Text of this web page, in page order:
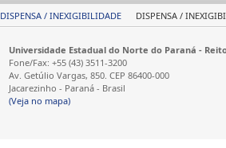
DISPENSA / INEXIGIBILIDADE DISPENSA /
Universidade Estadual do Norte do Paraná -
Fone/Fax: +55 (43) 3511-3200
Av. Getúlio Vargas, 850. CEP 86400-000
Jacarezinho - Paraná - Brasil
(Veja no mapa)